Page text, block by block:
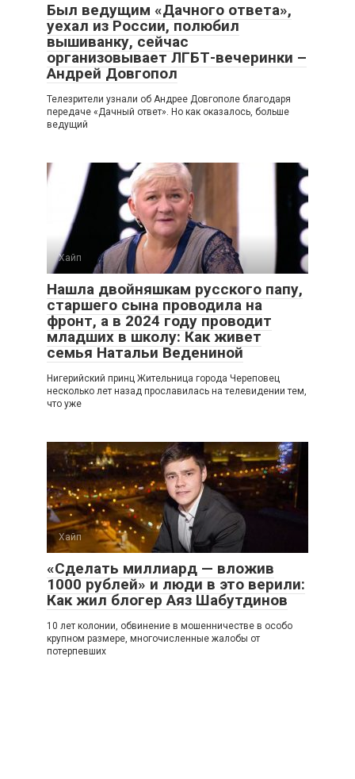
Был ведущим «Дачного ответа»,
уехал из России, полюбил
вышиванку, сейчас
организовывает ЛГБТ-вечеринки –
Андрей Довгопол
Телезрители узнали об Андрее Довгополе благодаря
передаче «Дачный ответ». Но как оказалось, больше
ведущий
Хайп
Нашла двойняшкам русского папу,
старшего сына проводила на
фронт, а в 2024 году проводит
младших в школу: Как живет
семья Натальи Ведениной
Нигерийский принц Жительница города Череповец
несколько лет назад прославилась на телевидении тем,
что уже
Хайп
«Сделать миллиард — вложив
1000 рублей» и люди в это верили:
Как жил блогер Аяз Шабутдинов
10 лет колонии, обвинение в мошенничестве в особо
крупном размере, многочисленные жалобы от
потерпевших